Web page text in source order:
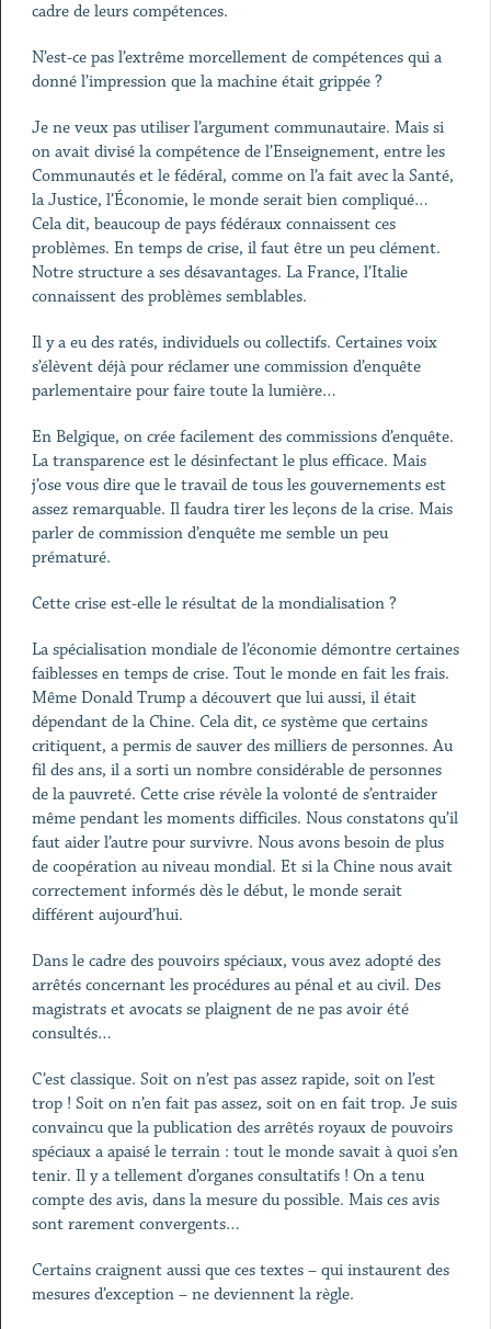
cadre de leurs compétences.
N’est-ce pas l’extrême morcellement de compétences qui a
donné l’impression que la machine était grippée ?
Je ne veux pas utiliser l’argument communautaire. Mais si
on avait divisé la compétence de l’Enseignement, entre les
Communautés et le fédéral, comme on l’a fait avec la Santé,
la Justice, l’Économie, le monde serait bien compliqué…
Cela dit, beaucoup de pays fédéraux connaissent ces
problèmes. En temps de crise, il faut être un peu clément.
Notre structure a ses désavantages. La France, l’Italie
connaissent des problèmes semblables.
Il y a eu des ratés, individuels ou collectifs. Certaines voix
s’élèvent déjà pour réclamer une commission d’enquête
parlementaire pour faire toute la lumière…
En Belgique, on crée facilement des commissions d’enquête.
La transparence est le désinfectant le plus efficace. Mais
j’ose vous dire que le travail de tous les gouvernements est
assez remarquable. Il faudra tirer les leçons de la crise. Mais
parler de commission d’enquête me semble un peu
prématuré.
Cette crise est-elle le résultat de la mondialisation ?
La spécialisation mondiale de l’économie démontre certaines
faiblesses en temps de crise. Tout le monde en fait les frais.
Même Donald Trump a découvert que lui aussi, il était
dépendant de la Chine. Cela dit, ce système que certains
critiquent, a permis de sauver des milliers de personnes. Au
fil des ans, il a sorti un nombre considérable de personnes
de la pauvreté. Cette crise révèle la volonté de s’entraider
même pendant les moments difficiles. Nous constatons qu’il
faut aider l’autre pour survivre. Nous avons besoin de plus
de coopération au niveau mondial. Et si la Chine nous avait
correctement informés dès le début, le monde serait
différent aujourd’hui.
Dans le cadre des pouvoirs spéciaux, vous avez adopté des
arrêtés concernant les procédures au pénal et au civil. Des
magistrats et avocats se plaignent de ne pas avoir été
consultés…
C’est classique. Soit on n’est pas assez rapide, soit on l’est
trop ! Soit on n’en fait pas assez, soit on en fait trop. Je suis
convaincu que la publication des arrêtés royaux de pouvoirs
spéciaux a apaisé le terrain : tout le monde savait à quoi s’en
tenir. Il y a tellement d’organes consultatifs ! On a tenu
compte des avis, dans la mesure du possible. Mais ces avis
sont rarement convergents…
Certains craignent aussi que ces textes – qui instaurent des
mesures d’exception – ne deviennent la règle.